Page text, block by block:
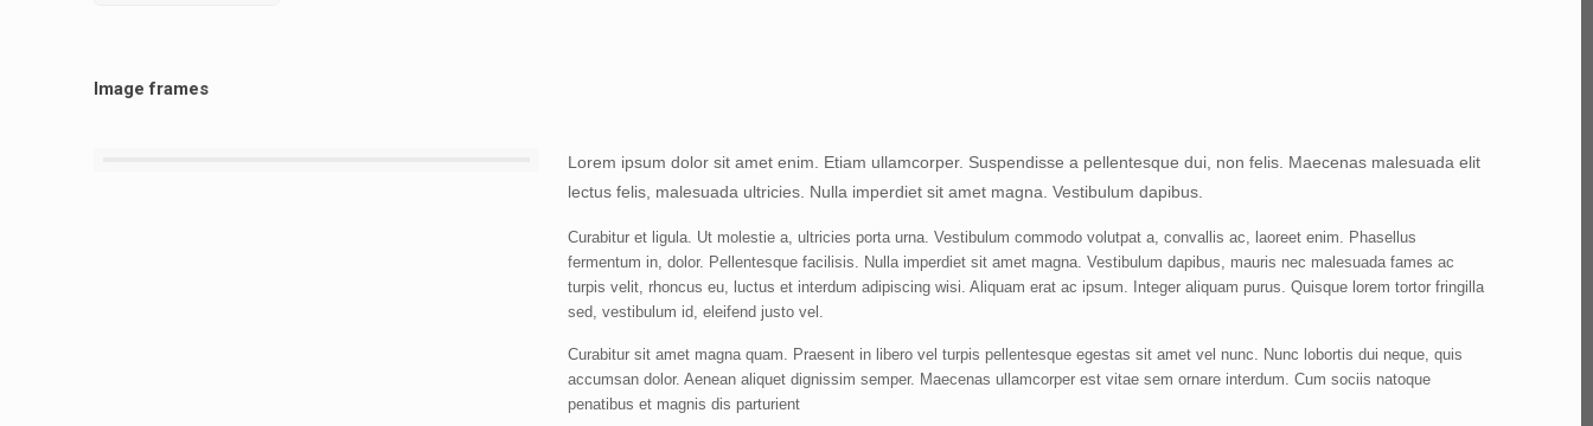
Image frames
Lorem ipsum dolor sit amet enim. Etiam ullamcorper. Suspendisse a pellentesque dui, non felis. Maecenas malesuada elit
lectus felis, malesuada ultricies. Nulla imperdiet sit amet magna. Vestibulum dapibus.
Curabitur et ligula. Ut molestie a, ultricies porta urna. Vestibulum commodo volutpat a, convallis ac, laoreet enim. Phasellus
fermentum in, dolor. Pellentesque facilisis. Nulla imperdiet sit amet magna. Vestibulum dapibus, mauris nec malesuada fames ac
turpis velit, rhoncus eu, luctus et interdum adipiscing wisi. Aliquam erat ac ipsum. Integer aliquam purus. Quisque lorem tortor fringilla
sed, vestibulum id, eleifend justo vel.
Curabitur sit amet magna quam. Praesent in libero vel turpis pellentesque egestas sit amet vel nunc. Nunc lobortis dui neque, quis
accumsan dolor. Aenean aliquet dignissim semper. Maecenas ullamcorper est vitae sem ornare interdum. Cum sociis natoque
penatibus et magnis dis parturient